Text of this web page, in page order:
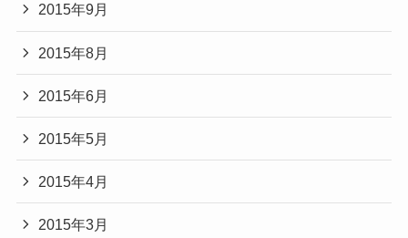
2015年9月
2015年8月
2015年6月
2015年5月
2015年4月
2015年3月